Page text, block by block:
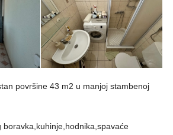
površine 43 m2 u manjoj stambenoj
boravka,kuhinje,hodnika,spavaće